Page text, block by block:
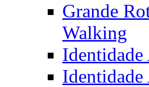
Grande
Walking